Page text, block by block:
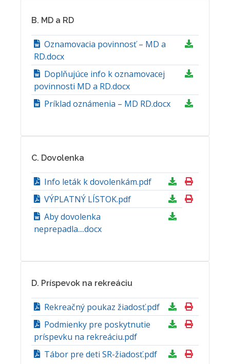
B. MD a RD
Oznamovacia povinnosť – MD a
RD.docx
Doplňujúce info k oznamovacej
povinnosti MD a RD.docx
Príklad oznámenia – MD RD.docx
C. Dovolenka
Info leták k dovolenkám.pdf
VÝPLATNÝ LÍSTOK.pdf
Aby dovolenka
neprepadla....docx
D. Príspevok na rekreáciu
Rekreačný poukaz žiadosť.pdf
Podmienky pre poskytnutie
príspevku na rekreáciu.pdf
Tábor pre deti SR-žiadosť.pdf